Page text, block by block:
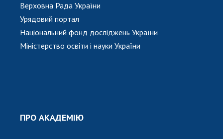
Верховна Рада України
Урядовий портал
Національний фонд досліджень України
Міністерство освіти і науки України
ПРО АКАДЕМІЮ